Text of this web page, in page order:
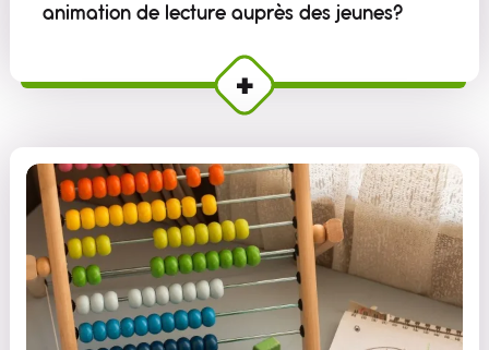
animation de lecture auprès des jeunes?